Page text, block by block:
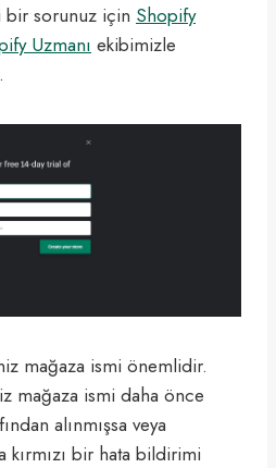
bir sorunuz için Shopify
Uzmanı ekibimizle
mağaza ismi önemlidir.
mağaza ismi daha önce
alınmışsa veya
kırmızı bir hata bildirimi